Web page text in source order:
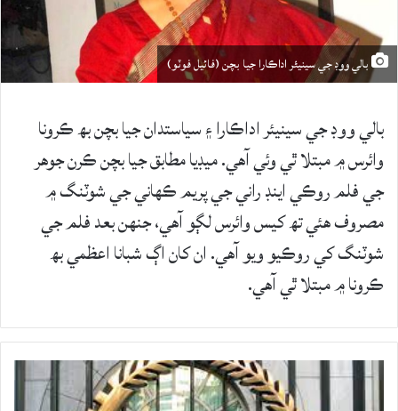
بالي ووڊ جي سينيئر اداڪارا جيا بچن (فائيل فوٽو)
بالي ووڊ جي سينيئر اداڪارا ۽ سياستدان جيا بچن بھ ڪرونا
وائرس ۾ مبتلا ٿي وئي آهي. ميڊيا مطابق جيا بچن ڪرن جوهر
جي فلم روڪي اينڊ راني جي پريم ڪهاني جي شوٽنگ ۾
مصروف هئي تھ کيس وائرس لڳو آهي، جنهن بعد فلم جي
شوٽنگ کي روڪيو ويو آهي. ان کان اڳ شبانا اعظمي بھ
ڪرونا ۾ مبتلا ٿي آهي.